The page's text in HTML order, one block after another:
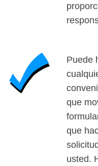
Puede
que
que
usted.